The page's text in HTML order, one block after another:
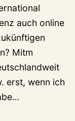
auch online
Mitm
erst, wenn ich